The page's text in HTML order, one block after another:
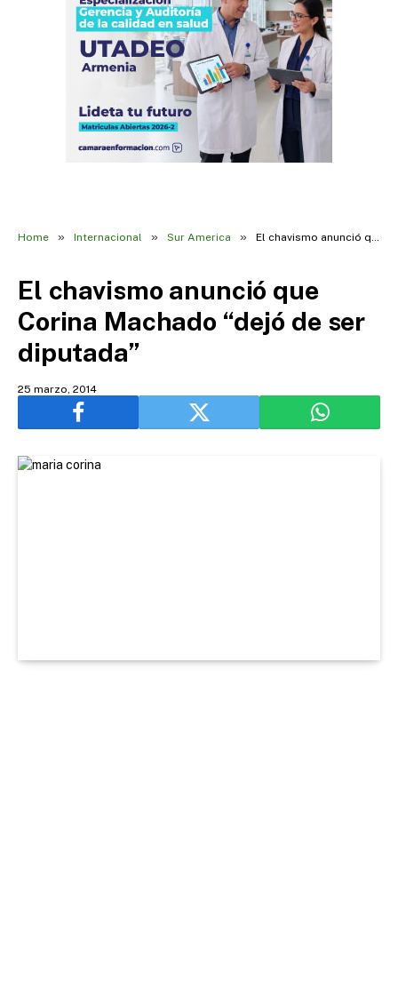
Home » Internacional » Sur America » El chavismo anunció que Corina Machado “dejó de ser diputada”
El chavismo anunció que
Corina Machado “dejó de ser
diputada”
25 marzo, 2014